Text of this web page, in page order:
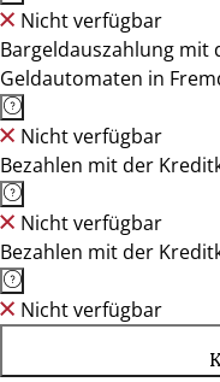
Nicht verfügbar
Bargeldauszahlung
Geldautomaten in
Nicht verfügbar
Bezahlen mit der
Nicht verfügbar
Bezahlen mit der
Nicht verfügbar